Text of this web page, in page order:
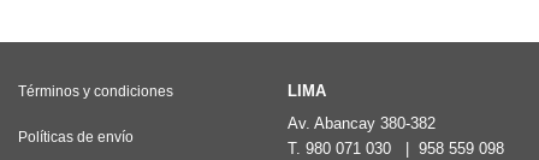
Términos y condiciones
Políticas de envío
LIMA
Av. Abancay 380-382
T. 980 071 030 958 559 098